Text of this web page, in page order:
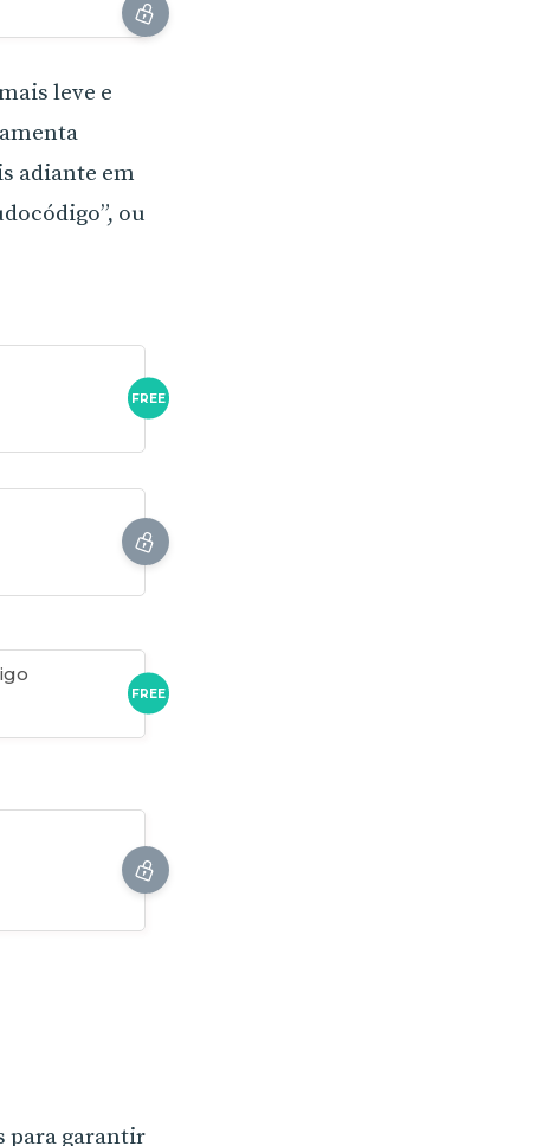
leve e
adiante em
ou
FREE
FREE
para garantir